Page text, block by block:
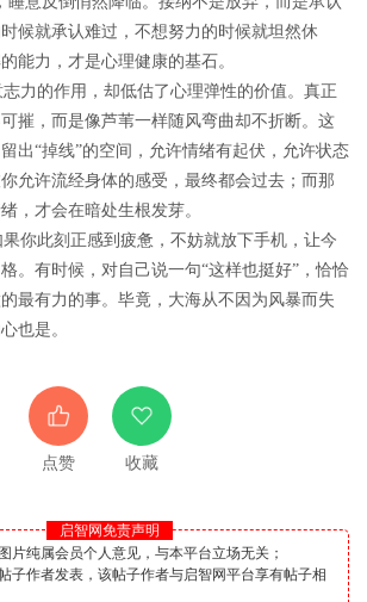
候就承认难过，不想努力的时候就坦然休
能力，才是心理健康的基石。
力的作用，却低估了心理弹性的价值。真正
摧，而是像芦苇一样随风弯曲却不折断。这
出“掉线”的空间，允许情绪有起伏，允许状态
允许流经身体的感受，最终都会过去；而那
，才会在暗处生根发芽。
你此刻正感到疲惫，不妨就放下手机，让今
。有时候，对自己说一句“这样也挺好”，恰恰
最有力的事。毕竟，大海从不因为风暴而失
也是。
点赞 收藏
启智网免责声明
片纯属会员个人意见，与本平台立场无关；
子作者发表，该帖子作者与启智网平台享有帖子相